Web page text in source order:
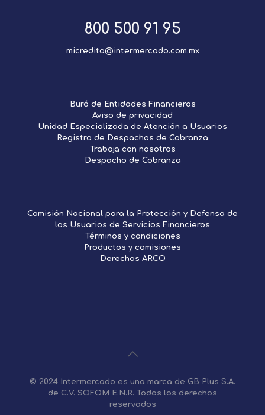
800 500 91 95
micredito@intermercado.com.mx
Buró de Entidades Financieras
Aviso de privacidad
Unidad Especializada de Atención a Usuarios
Registro de Despachos de Cobranza
Trabaja con nosotros
Despacho de Cobranza
Comisión Nacional para la Protección y Defensa de
los Usuarios de Servicios Financieros
Términos y condiciones
Productos y comisiones
Derechos ARCO
© 2024 Intermercado es una marca de GB Plus S.A.
de C.V. SOFOM E.N.R. Todos los derechos
reservados